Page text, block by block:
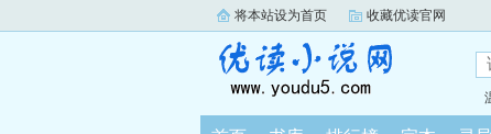
将本站设为首页 收藏优读官网